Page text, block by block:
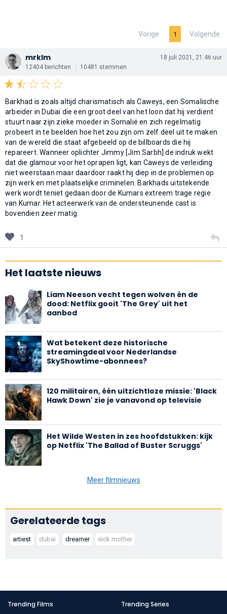
Vorige 1 Volgende
mrklm
12404 berichten 10481 stemmen
18 juli 2021, 21:46 uur
Barkhad is zoals altijd charismatisch als Caweys, een Somalische
arbeider in Dubai die een groot deel van het loon dat hij verdient
stuurt naar zijn zieke moeder in Somalië en zich regelmatig
probeert in te beelden hoe het zou zijn om zelf deel uit te maken
van de wereld die staat afgebeeld op de billboards die hij
repareert. Wanneer oplichter Jimmy [Jim Sarbh] de indruk wekt
dat die glamour voor het oprapen ligt, kan Caweys de verleiding
niet weerstaan maar daardoor raakt hij diep in de problemen op
zijn werk en met plaatselijke criminelen. Barkhads uitstekende
werk wordt teniet gedaan door de Kumars extreem trage regie
van Kumar. Het acteerwerk van de ondersteunende cast is
bovendien zeer matig.
1
Het laatste nieuws
Liam Neeson vecht tegen wolven én de
dood: Netflix gooit 'The Grey' uit het
aanbod
Wat betekent deze historische
streamingdeal voor Nederlandse
SkyShowtime-abonnees?
120 militairen, één uitzichtloze missie: 'Black
Hawk Down' zie je vanavond op televisie
Het Wilde Westen in zes hoofdstukken: kijk
op Netflix 'The Ballad of Buster Scruggs'
Meer filmnieuws
Gerelateerde tags
artiest dubai dreamer sick mother
Trending Films Trending Series